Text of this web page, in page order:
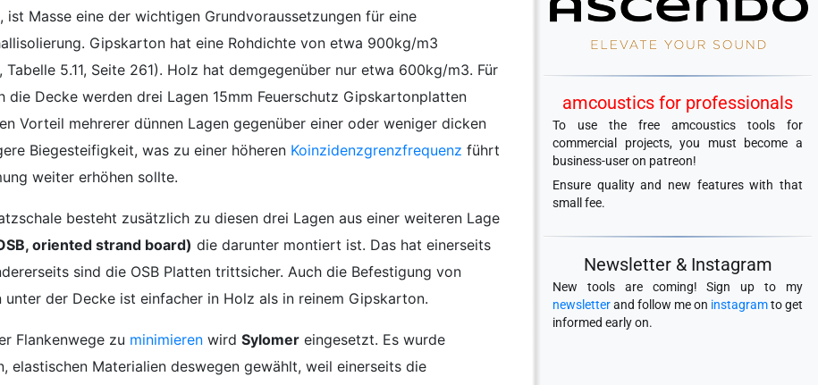
ist Masse eine der wichtigen Grundvoraussetzungen für eine
Gipskarton hat eine Rohdichte von etwa 900kg/m3
Tabelle 5.11, Seite 261). Holz hat demgegenüber nur etwa 600kg/m3. Für
die Decke werden drei Lagen 15mm Feuerschutz Gipskartonplatten
Vorteil mehrerer dünnen Lagen gegenüber einer oder weniger dicken
Biegesteifigkeit, was zu einer höheren Koinzidenzgrenzfrequenz führt
weiter erhöhen sollte.
besteht zusätzlich zu diesen drei Lagen aus einer weiteren Lage
oriented strand board) die darunter montiert ist. Das hat einerseits
sind die OSB Platten trittsicher. Auch die Befestigung von
der Decke ist einfacher in Holz als in reinem Gipskarton.
Flankenwege zu minimierenwird Sylomereingesetzt. Es wurde
elastischen Materialien deswegen gewählt, weil einerseits die
amcoustics for professionals
To use the free amcoustics tools for
commercial projects, you must become a
business-user on patreon!
Ensure quality and new features with that
small fee.
Newsletter & Instagram
New tools are coming! Sign up to my
newsletterand follow me on instagramto get
informed early on.